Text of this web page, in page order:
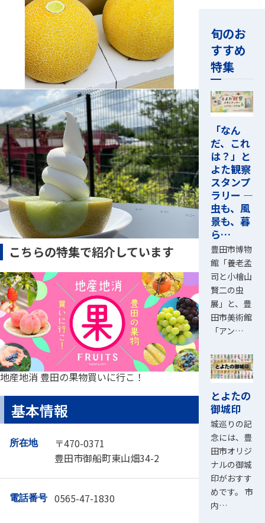
こちらの特集で紹介しています
地産地消 豊田の果物買いに行こ！
基本情報
所在地
〒470-0371
豊田市御船町東山畑34-2
電話番号 0565-47-1830
旬のお
すすめ
特集
「なん
だ、これ
は？」と
よた観察
スタンプ
ラリー ―
虫も、風
景も、暮
ら…
豊田市博物
館「養老孟
司と小檜山
賢二の虫
展」と、豊
田市美術館
「アン…
とよたの
御城印
城巡りの記
念には、豊
田市オリジ
ナルの御城
印がおすす
めです。 市
内…